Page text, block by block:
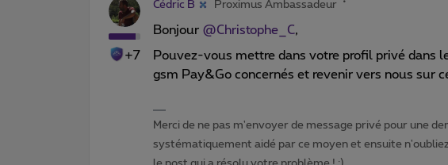
+7
Cédric B Proximus Ambassadeur
Bonjour @Christophe_C,
Pouvez-vous mettre dans votre profil privé dans
gsm Pay&Go concernés et revenir vers nous sur
Merci de ne pas m'envoyer de message privé pour une
systématiquement aidé par ce moyen et ensuite